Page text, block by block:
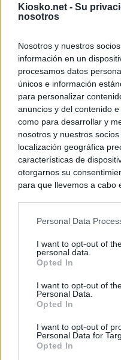
Kiosko.net - Su
nosotros
Nosotros y nuestros
información en un
procesamos datos
únicos e información
para personalizar
anuncios y del contenido
como para desarrollar y
nosotros y nuestros
localización geográfica
características de
otorgarnos su
para que llevemos a cabo
negar su consentimiento.
de su consentimiento,
rechazar tal
cualquier momento
visitando nuestra política
Personal Data
I want to opt-out of
personal data.
Opted In
I want to opt-out of
Personal Data.
Opted In
I want to opt-out of
Personal Data for
Opted In